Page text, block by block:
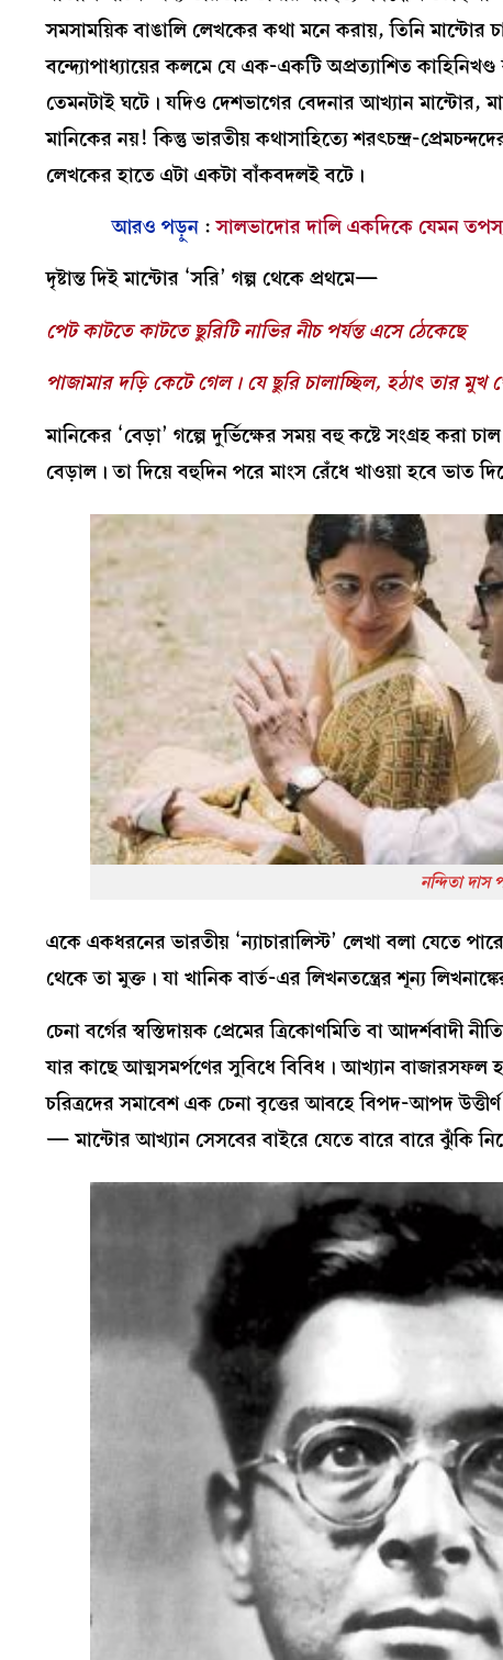
সমসাময়িক বাঙালি লেখকের কথা মনে করায়, তিনি
বন্দ্যোপাধ্যায়ের কলমে যে এক-একটি অপ্রত্যাশিত
তেমনটাই ঘটে। যদিও দেশভাগের বেদনার আখ্যান মান্টোর,
মানিকের নয়! কিন্তু ভারতীয় কথাসাহিত্যে শরৎচন্দ্র-
লেখকের হাতে এটা একটা বাঁকবদলই বটে।
আরও পড়ুন:সালভাদোর দালি একদিকে যেমন
দৃষ্টান্ত দিই মান্টোর ‘সরি’ গল্প থেকে প্রথমে—
পেট কাটতে কাটতে ছুরিটি নাভির নীচ পর্যন্ত এসে ঠেকেছে
পাজামার দড়ি কেটে গেল। যে ছুরি চালাচ্ছিল, হঠাৎ
মানিকের ‘বেড়া’ গল্পে দুর্ভিক্ষের সময় বহু কষ্টে সংগ্রহ
বেড়াল। তা দিয়ে বহুদিন পরে মাংস রেঁধে খাওয়া হবে ভাত
নন্দিতা দাস
একে একধরনের ভারতীয় ‘ন্যাচারালিস্ট’ লেখা বলা যেতে
থেকে তা মুক্ত। যা খানিক বার্ত-এর লিখনতন্ত্রের শূন্য
চেনা বর্গের স্বস্তিদায়ক প্রেমের ত্রিকোণমিতি বা
যার কাছে আত্মসমর্পণের সুবিধে বিবিধ। আখ্যান বাজারসফল
চরিত্রদের সমাবেশ এক চেনা বৃত্তের আবহে বিপদ-আপদ
— মান্টোর আখ্যান সেসবের বাইরে যেতে বারে বারে ঝুঁকি